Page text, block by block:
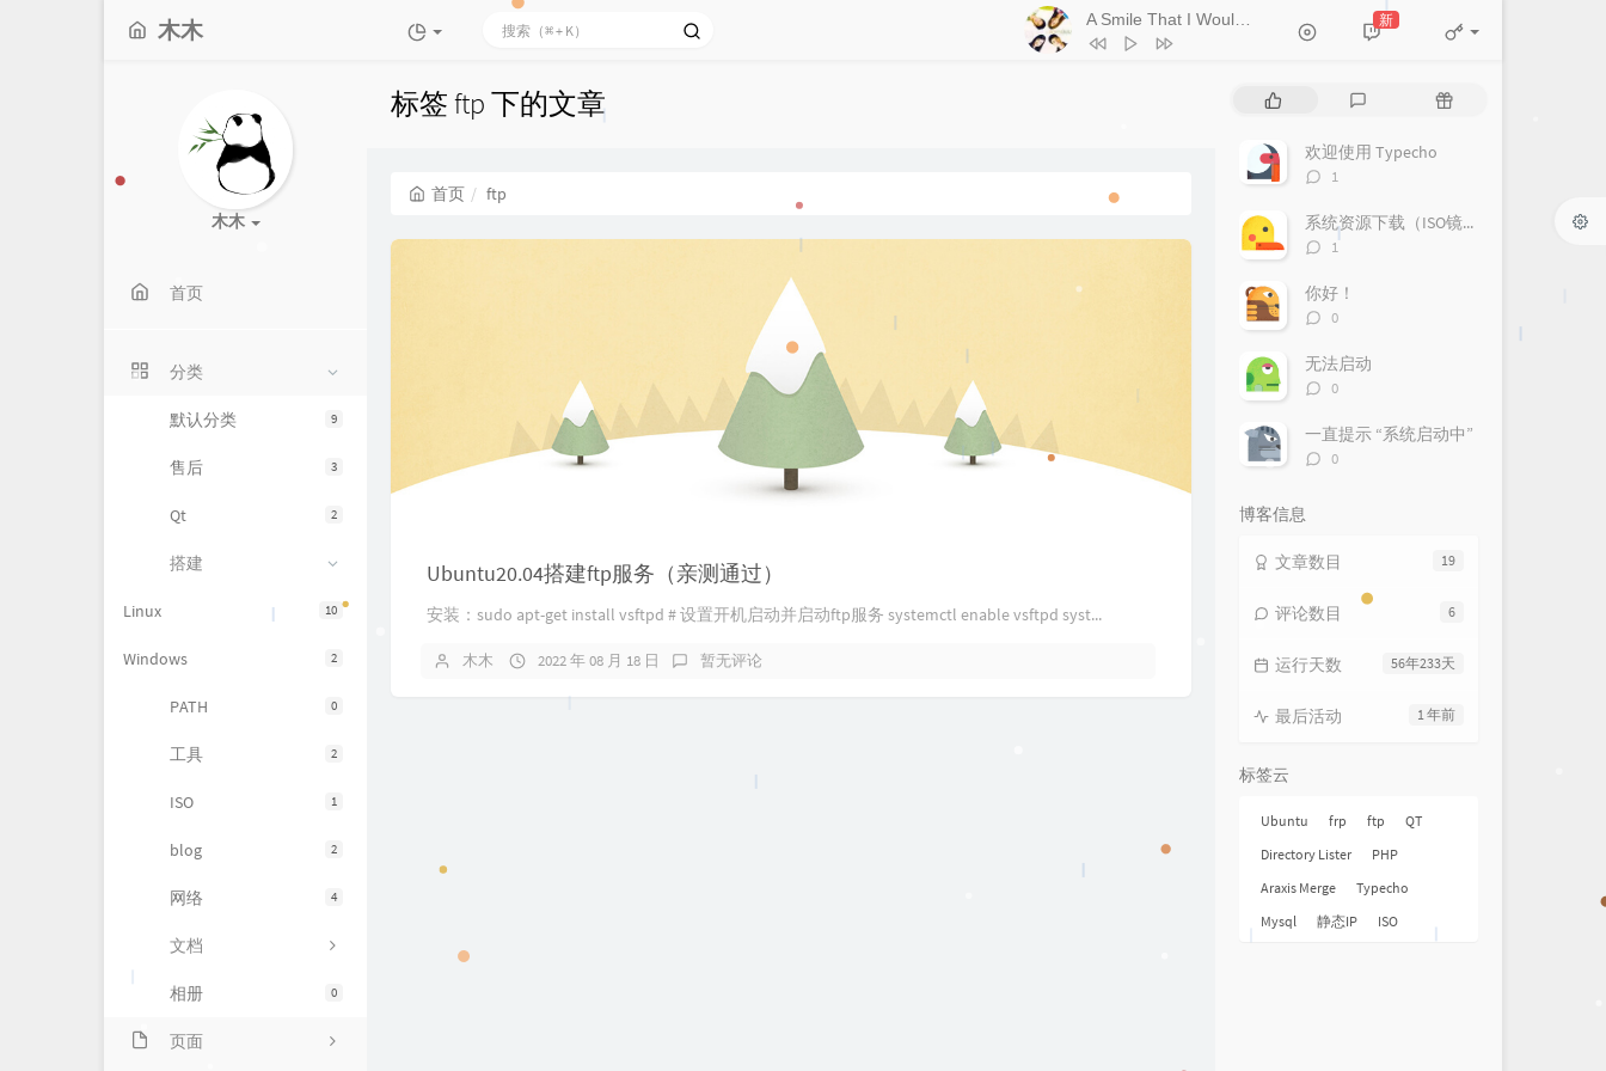
木木
- Kitti Kuremanee
1
Ticket (Day Trip)
Kitti Kuremanee
Kitti Kuremanee
刘昊霖
厘小白
Tom Rosenthal
叶蒨文
新
木木
首页
分类
9
默认分类
3
售后
2
Qt
搭建
10
Linux
2
Windows
0
PATH
2
工具
1
ISO
2
blog
4
网络
文档
0
相册
页面
标签 ftp 下的文章
首页 ftp
Ubuntu20.04搭建ftp服务（亲测通过）
安装：sudo apt-get install vsftpd # 设置开机启动并启动ftp服务 systemctl enable vsftpd syst...
木木 2022 年 08 月 18 日 暂无评论
评
随
欢迎使用 Typecho
评
数：
1
系统资源下载（ISO镜像、更新源）
评
数：
1
你好！
评
数：
0
无法启动
评
数：
0
一直提示 “系统启动中”
评
0
博客信息
19
文章数目
6
评论数目
56年233天
运行天数
1 年前
最后活动
标签云
Ubuntu frp ftp
QT
Directory Lister
PHP
Araxis Merge
Typecho
Mysql
静态IP ISO